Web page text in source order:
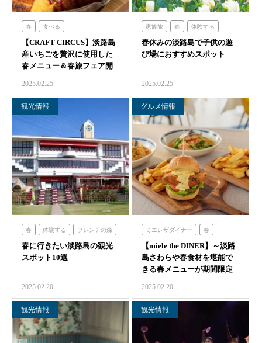
春 食べる
クラフトサーカス
【CRAFT CIRCUS】淡路島
産いちごを贅沢に使用した
春メニュー＆春旅フェア開
2025.02.25
家族旅 春 体験する
ニジゲンノモリ
春休みの淡路島で子供の遊
び場におすすめスポット
2025.02.25
観光情報
春 体験する フレンチの森
禅坊靖寧
ハローキティスマイル
のじまスコーラ
農家レストラン「陽・燦燦」
クラフトサーカス
ニジゲンノモリ
春に行きたい淡路島の観光
スポット10選
2025.02.20
グルメ情報
ミエレザダイナー 春
食べる
【miele the DINER】～淡路
島さわらや春食材を堪能で
きる春メニューが期間限定
2025.02.20
観光情報 観光情報